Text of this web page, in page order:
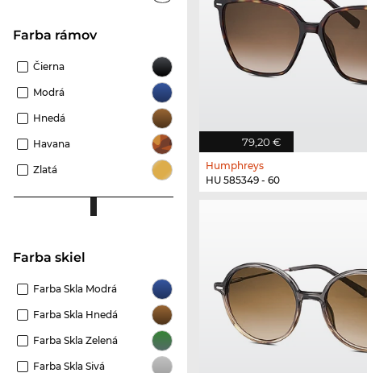
Farba rámov
Čierna
Modrá
Hnedá
Havana
Zlatá
Farba skiel
Farba Skla Modrá
Farba Skla Hnedá
Farba Skla Zelená
Farba Skla Sivá
79,20 €
Humphreys
HU 585349 - 60